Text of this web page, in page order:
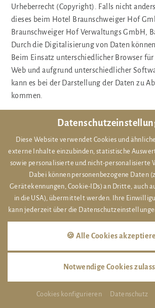
Diese Website verwendet Cookies und
externe Inhalte einzubinden, statistische
sowie personalisierte und nicht-personalisierte
Dabei können personenbezogene Daten
Gerätekennungen, Cookie-IDs) an Dritte, auch
in die USA), übermittelt werden. Ihre
kann jederzeit über die
🍪 Alle Cookies
Notwendige Cookies
Cookies konfigurieren Datenschutz
Urheberrecht (Copyright). Falls nicht
dieses beim Hotel Braunschweiger Hof
Braunschweiger Hof Verwaltungs GmbH,
Durch die Digitalisierung von Daten
Beim Einsatz unterschiedlicher Browser
Web und aufgrund unterschiedlicher
kann es bei der Darstellung der Daten zu
kommen.
Wichtiger Hinweis
Trotz sorgfältiger inhaltlicher Kontrolle
keine Haftung für die Inhalte externer
der verlinkten Seiten sind ausschließlich
verantwortlich. Falls Sie durch eine
rechtswidrige Seite gelangen sollten,
darüber zu informieren:
info@hotel-
Haftungsausschluss
1. Inhalt des Onlineangebotes
Korrektheit, Vollständigkeit oder Qualität